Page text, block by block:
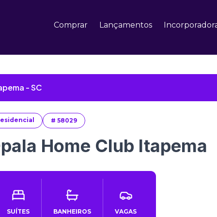
Comprar Lançamentos
- SC
# 58029
Home Club Itapema
SUÍTES BANHEIROS VAGAS